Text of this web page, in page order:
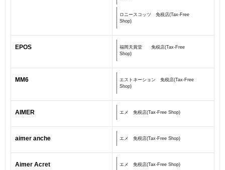
ロニースコッツ 免税店(Tax-Free
Shop)
EPOS
福岡天賞堂 免税店(Tax-Free
Shop)
MM6
エストネーション 免税店(Tax-Free
Shop)
AIMER エメ 免税店(Tax-Free Shop)
aimer anche エメ 免税店(Tax-Free Shop)
Aimer Acret エメ 免税店(Tax-Free Shop)